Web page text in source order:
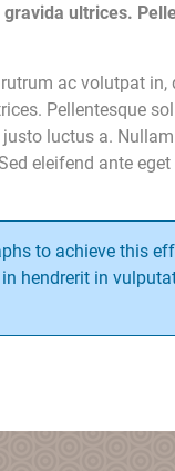
ultrices.
ac volutpat
Pellentesque
luctus a.
eleifend ante
to achieve this
hendrerit in